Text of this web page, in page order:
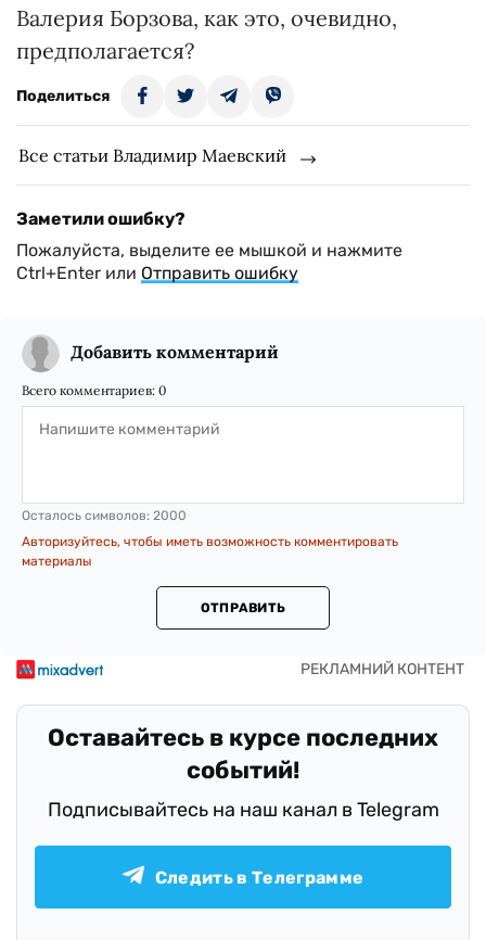
Валерия Борзова, как это, очевидно,
предполагается?
Поделиться
Все статьи Владимир Маевский
Заметили ошибку?
Пожалуйста, выделите ее мышкой и нажмите
Ctrl+Enter или Отправить ошибку
Добавить комментарий
Всего комментариев: 0
Осталось символов: 2000
Авторизуйтесь, чтобы иметь возможность комментировать
материалы
ОТПРАВИТЬ
Оставайтесь в курсе последних
событий!
Подписывайтесь на наш канал в Telegram
Следить в Телеграмме